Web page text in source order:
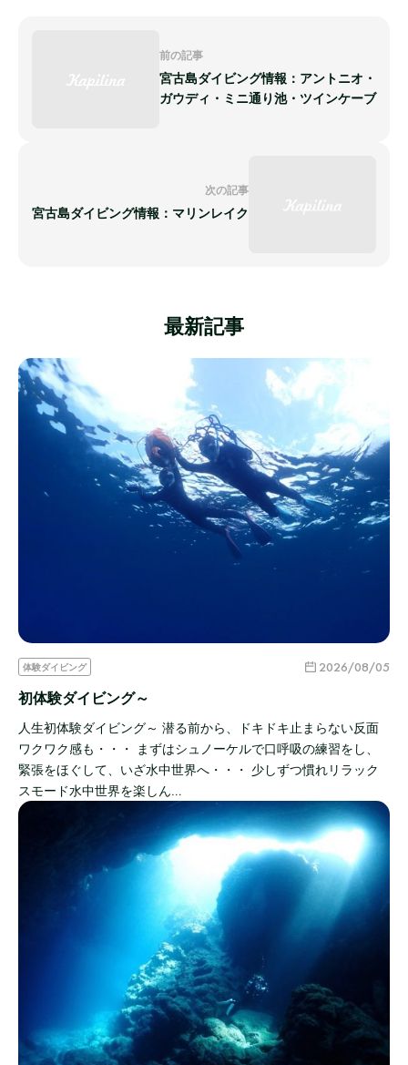
前の記事
宮古島ダイビング情報：アントニオ・
ガウディ・ミニ通り池・ツインケーブ
次の記事
宮古島ダイビング情報：マリンレイク
最新記事
体験ダイビング 2026/08/05
初体験ダイビング～
人生初体験ダイビング～ 潜る前から、ドキドキ止まらない反面
ワクワク感も・・・ まずはシュノーケルで口呼吸の練習をし、
緊張をほぐして、いざ水中世界へ・・・ 少しずつ慣れリラック
スモード水中世界を楽しん…